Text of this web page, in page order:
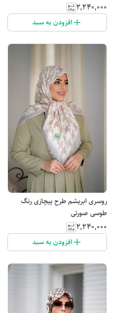
۲٬۲۴۰٬۰۰۰
افزودن به سبد
روسری ابریشم طرح پیچازی رنگ
طوسی صورتی
۲٬۲۴۰٬۰۰۰
افزودن به سبد